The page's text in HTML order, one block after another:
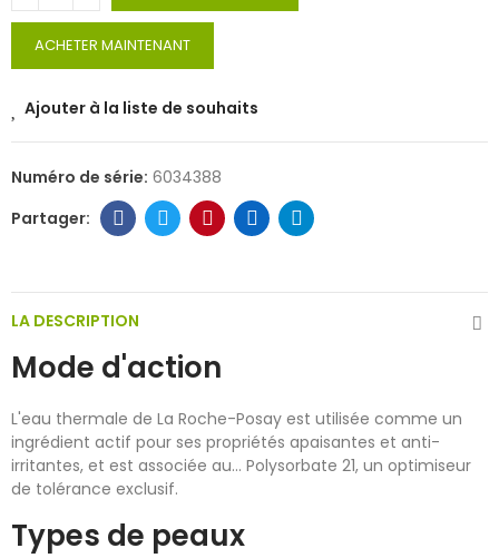
ACHETER MAINTENANT
Ajouter à la liste de souhaits
Numéro de série: 6034388
LA DESCRIPTION
Mode d'action
L'eau thermale de La Roche-Posay est utilisée comme un
ingrédient actif pour ses propriétés apaisantes et anti-
irritantes, et est associée au... Polysorbate 21, un optimiseur
de tolérance exclusif.
Types de peaux